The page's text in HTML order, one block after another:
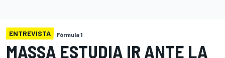
ENTREVISTA Fórmula 1
MASSA ESTUDIA IR ANTE LA